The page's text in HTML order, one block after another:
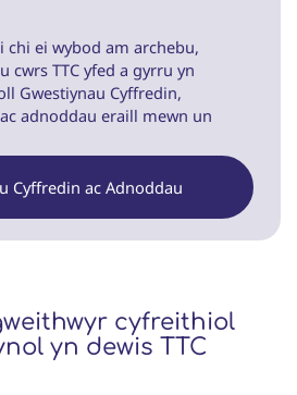
chi ei wybod am archebu,
cwrs TTC yfed a gyrru yn
Gwestiynau Cyffredin,
adnoddau eraill mewn un
Cyffredin ac Adnoddau
cyfreithiol
yn dewis TTC